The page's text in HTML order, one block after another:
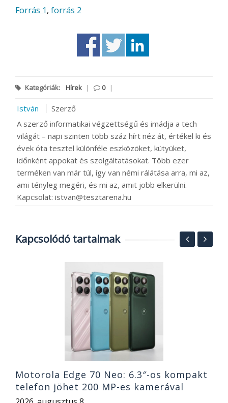
Forrás 1, forrás 2
Kategóriák: Hírek | 0 |
István
Szerző
A szerző informatikai végzettségű és imádja a tech
világát – napi szinten több száz hírt néz át, értékel ki és
évek óta tesztel különféle eszközöket, kütyüket,
időnként appokat és szolgáltatásokat. Több ezer
terméken van már túl, így van némi rálátása arra, mi az,
ami tényleg megéri, és mi az, amit jobb elkerülni.
Kapcsolat: istvan@tesztarena.hu
Kapcsolódó tartalmak
Motorola Edge 70 Neo: 6.3″-os kompakt
telefon jöhet 200 MP-es kamerával